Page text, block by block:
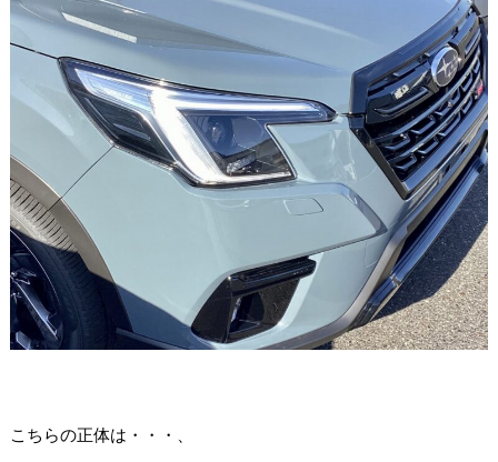
こちらの正体は・・・、